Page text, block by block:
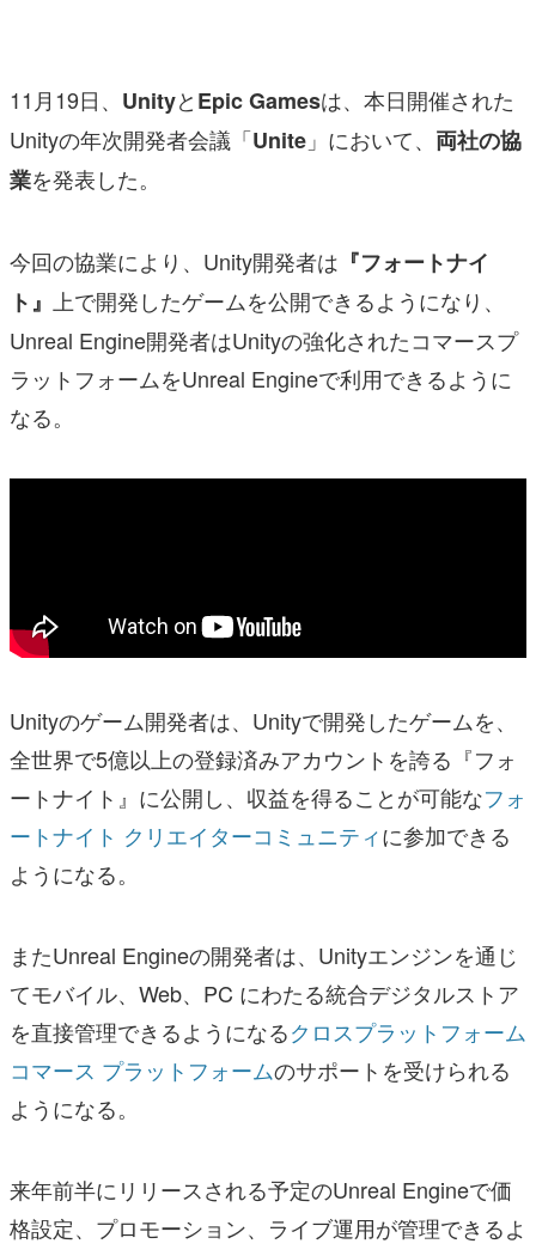
その他
電ファミニコゲーマーとは？
11月19日、 UnityとEpic Gamesは、本日開催された
Unityの年次開発者会議「Unite 」において、 両社の協
業を発表した。
今回の協業により、Unity開発者は 『フォートナイ
ト』
上で開発したゲームを公開できるようになり、
Unreal Engine開発者はUnityの強化されたコマースプ
ラットフォームをUnreal Engineで利用できるように
なる。
Unityのゲーム開発者は、Unityで開発したゲームを、
全世界で5億以上の登録済みアカウントを誇る『フォ
ートナイト』に公開し、収益を得ることが可能なフォ
ートナイト クリエイターコミュニティに参加できる
ようになる。
またUnreal Engineの開発者は、Unityエンジンを通じ
てモバイル、Web、PC にわたる統合デジタルストア
を直接管理できるようになるクロスプラットフォーム
コマース プラットフォームのサポートを受けられる
ようになる。
来年前半にリリースされる予定のUnreal Engineで価
格設定、プロモーション、ライブ運用が管理できるよ